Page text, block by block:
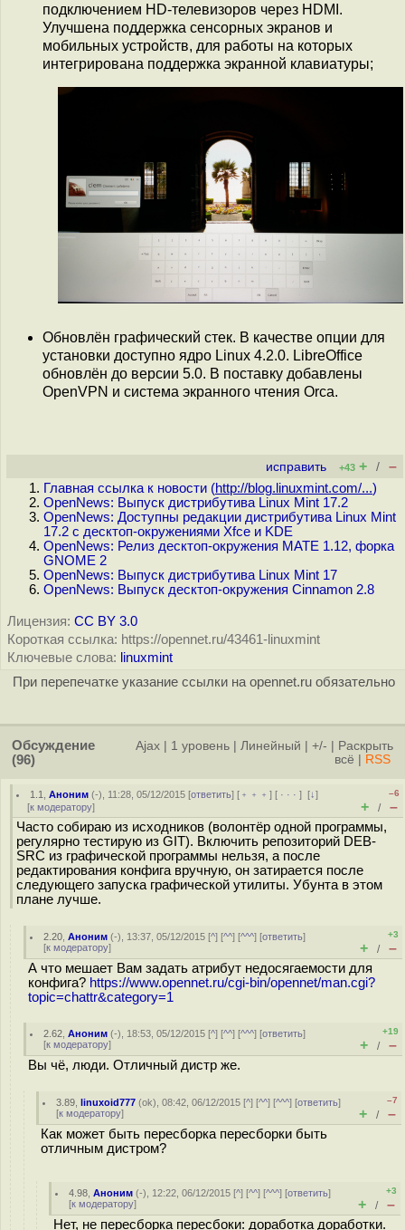
подключением HD-телевизоров через HDMI.
Улучшена поддержка сенсорных экранов и
мобильных устройств, для работы на которых
интегрирована поддержка экранной клавиатуры;
Обновлён графический стек. В качестве опции для
установки доступно ядро Linux 4.2.0. LibreOffice
обновлён до версии 5.0. В поставку добавлены
OpenVPN и система экранного чтения Orca.
исправить +43 + / –
Главная ссылка к новости (http://blog.linuxmint.com/...)
OpenNews: Выпуск дистрибутива Linux Mint 17.2
OpenNews: Доступны редакции дистрибутива Linux Mint
17.2 с десктоп-окружениями Xfce и KDE
OpenNews: Релиз десктоп-окружения MATE 1.12, форка
GNOME 2
OpenNews: Выпуск дистрибутива Linux Mint 17
OpenNews: Выпуск десктоп-окружения Cinnamon 2.8
Лицензия: CC BY 3.0
Короткая ссылка: https://opennet.ru/43461-linuxmint
Ключевые слова: linuxmint
При перепечатке указание ссылки на opennet.ru обязательно
Обсуждение
(96)
Ajax 1 уровень Линейный +/-
Раскрыть
всё
RSS
1.1 ,Аноним (-), 11:28, 05/12/2015 [ответить] [ ﹢﹢﹢] [ · · ·][↓]
[к модератору]
–6
+ / –
Часто собираю из исходников (волонтёр одной программы,
регулярно тестирую из GIT). Включить репозиторий DEB-
SRC из графической программы нельзя, а после
редактирования конфига вручную, он затирается после
следующего запуска графической утилиты. Убунта в этом
плане лучше.
2.20 ,Аноним (-), 13:37, 05/12/2015 [^] [^^] [^^^] [ответить]
[к модератору]
+3
+ / –
А что мешает Вам задать атрибут недосягаемости для
конфига? https://www.opennet.ru/cgi-bin/opennet/man.cgi?
topic=chattr&category=1
2.62 ,Аноним (-), 18:53, 05/12/2015 [^] [^^] [^^^] [ответить]
[к модератору]
+19
+ / –
Вы чё, люди. Отличный дистр же.
3.89 ,linuxoid777 (ok), 08:42, 06/12/2015 [^] [^^] [^^^] [ответить]
[к модератору]
–7
+ / –
Как может быть пересборка пересборки быть
отличным дистром?
4.98 ,Аноним (-), 12:22, 06/12/2015 [^] [^^] [^^^] [ответить]
[к модератору]
+3
+ / –
Нет, не пересборка пересбоки: доработка доработки.